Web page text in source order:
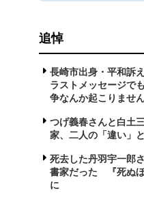
追悼
長崎市出身・平和訴
ラストメッセージで
争なんか起こりません
つげ義春さんと白土
家、二人の「違い」
死去した丹羽宇一郎
書家だった 『死ぬ
に